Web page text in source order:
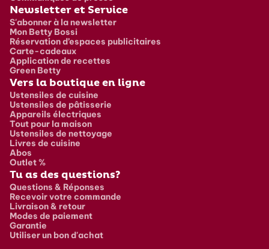
Newsletter et Service
S'abonner à la newsletter
Mon Betty Bossi
Réservation d’espaces publicitaires
Carte-cadeaux
Application de recettes
Green Betty
Vers la boutique en ligne
Ustensiles de cuisine
Ustensiles de pâtisserie
Appareils électriques
Tout pour la maison
Ustensiles de nettoyage
Livres de cuisine
Abos
Outlet %
Tu as des questions?
Questions & Réponses
Recevoir votre commande
Livraison & retour
Modes de paiement
Garantie
Utiliser un bon d'achat